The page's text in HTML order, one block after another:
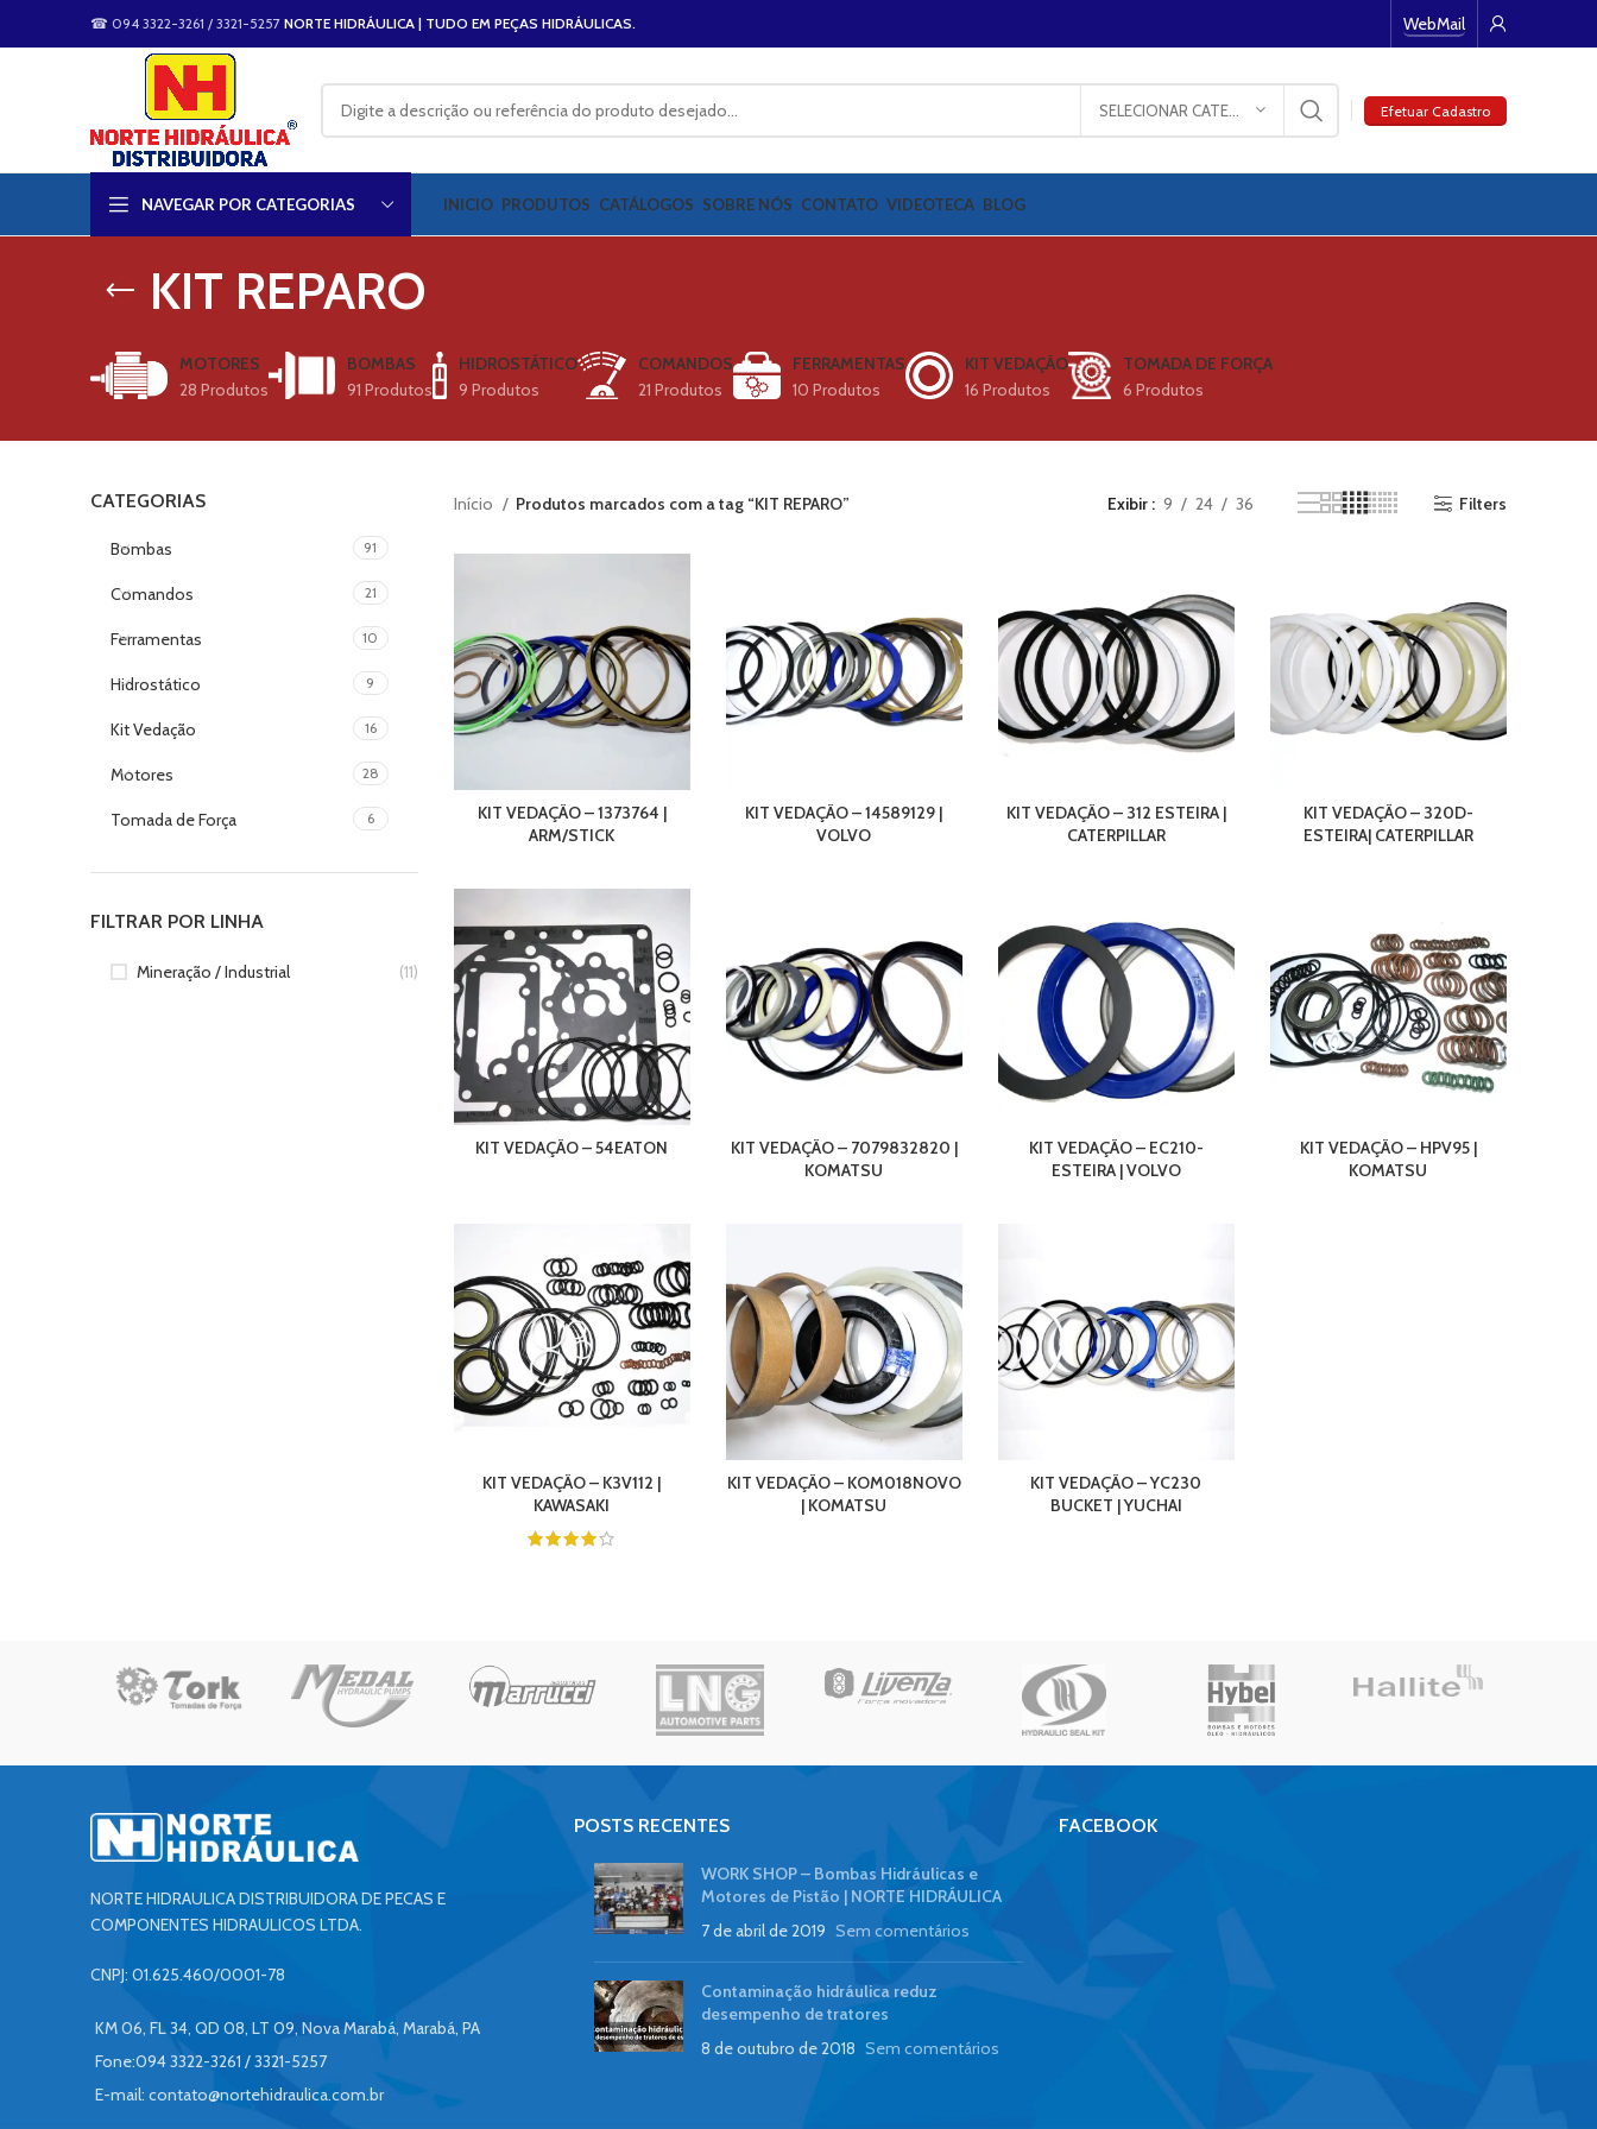
☎ 094 3322-3261 / 3321-5257 NORTE HIDRÁULICA | TUDO EM PEÇAS HIDRÁULICAS. WebMail
Efetuar Cadastro
NAVEGAR POR CATEGORIAS INICIO PRODUTOS CATÁLOGOS SOBRE NÓS CONTATO VIDEOTECA BLOG
KIT REPARO
MOTORES
28 Produtos
BOMBAS
91 Produtos
HIDROSTÁTICO
9 Produtos
COMANDOS
21 Produtos
FERRAMENTAS
10 Produtos
KIT VEDAÇÃO
16 Produtos
TOMADA DE FORÇA
6 Produtos
CATEGORIAS
Bombas 91
Comandos 21
Ferramentas 10
Hidrostático 9
Kit Vedação 16
Motores 28
Tomada de Força 6
FILTRAR POR LINHA
Mineração / Industrial (11)
Início Produtos marcados com a tag “KIT REPARO” Exibir 9 24 36 Filters
KIT VEDAÇÃO – 1373764 |
ARM/STICK
KIT VEDAÇÃO – 14589129 |
VOLVO
KIT VEDAÇÃO – 312 ESTEIRA |
CATERPILLAR
KIT VEDAÇÃO – 320D-
ESTEIRA| CATERPILLAR
KIT VEDAÇÃO – 54EATON
KIT VEDAÇÃO – 7079832820 |
KOMATSU
KIT VEDAÇÃO – EC210-
ESTEIRA | VOLVO
KIT VEDAÇÃO – HPV95 |
KOMATSU
KIT VEDAÇÃO – K3V112 |
KAWASAKI
KIT VEDAÇÃO – KOM018NOVO
| KOMATSU
KIT VEDAÇÃO – YC230
BUCKET | YUCHAI
NORTE HIDRAULICA DISTRIBUIDORA DE PECAS E
COMPONENTES HIDRAULICOS LTDA.
CNPJ: 01.625.460/0001-78
KM 06, FL 34, QD 08, LT 09, Nova Marabá, Marabá, PA
Fone:094 3322-3261 / 3321-5257
E-mail: contato@nortehidraulica.com.br
POSTS RECENTES
WORK SHOP – Bombas Hidráulicas e
Motores de Pistão | NORTE HIDRÁULICA
7 de abril de 2019 Sem comentários
Contaminação hidráulica reduz
desempenho de tratores
8 de outubro de 2018 Sem comentários
FACEBOOK